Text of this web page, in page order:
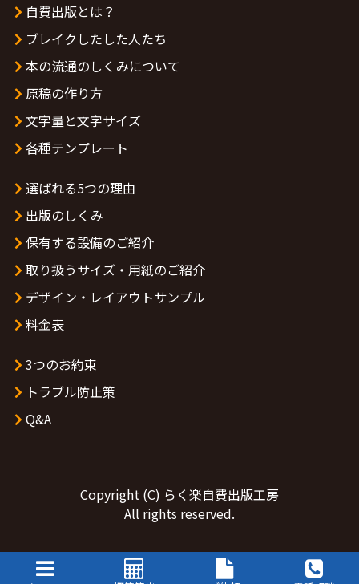
自費出版とは？
ブレイクしたした人たち
本の流通のしくみについて
原稿の作り方
文字量と文字サイズ
各種テンプレート
選ばれる5つの理由
出版のしくみ
保有する設備のご紹介
取り扱うサイズ・用紙のご紹介
デザイン・レイアウトサンプル
料金表
3つのお約束
トラブル防止策
Q&A
Copyright (C) らく楽自費出版工房
All rights reserved.